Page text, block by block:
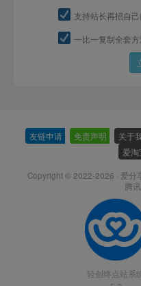
支持站长再招自
一比一复制全套
友链申请 免责声明 关于
爱淘
Copyright © 2022-2026 · 爱分
腾
轻创终点站系